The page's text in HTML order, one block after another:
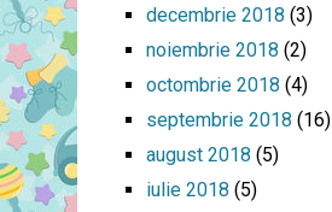
decembrie 2018 (3)
noiembrie 2018 (2)
octombrie 2018 (4)
septembrie 2018 (16)
august 2018 (5)
iulie 2018 (5)